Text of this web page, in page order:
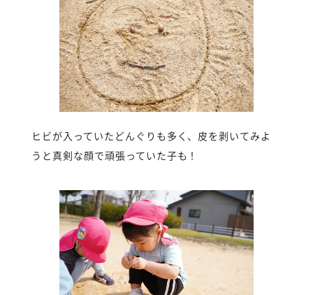
ヒビが入っていたどんぐりも多く、皮を剥いてみよ
うと真剣な顔で頑張っていた子も！